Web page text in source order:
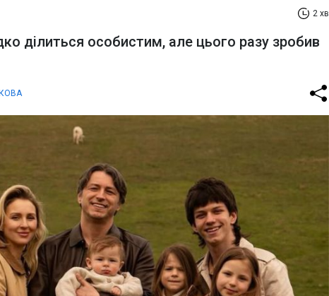
2 хв
ділиться особистим, але цього разу зробив